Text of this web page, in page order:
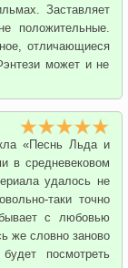
Заставляет
положительные.
отличающиеся
может и не
«Песнь Льда и
в средневековом
удалось не
таки точно
с любовью
же словно заново
посмотреть